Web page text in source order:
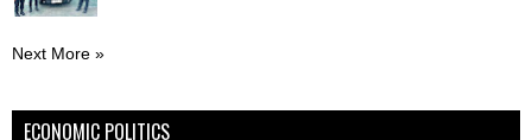
Next More »
ECONOMIC POLITICS